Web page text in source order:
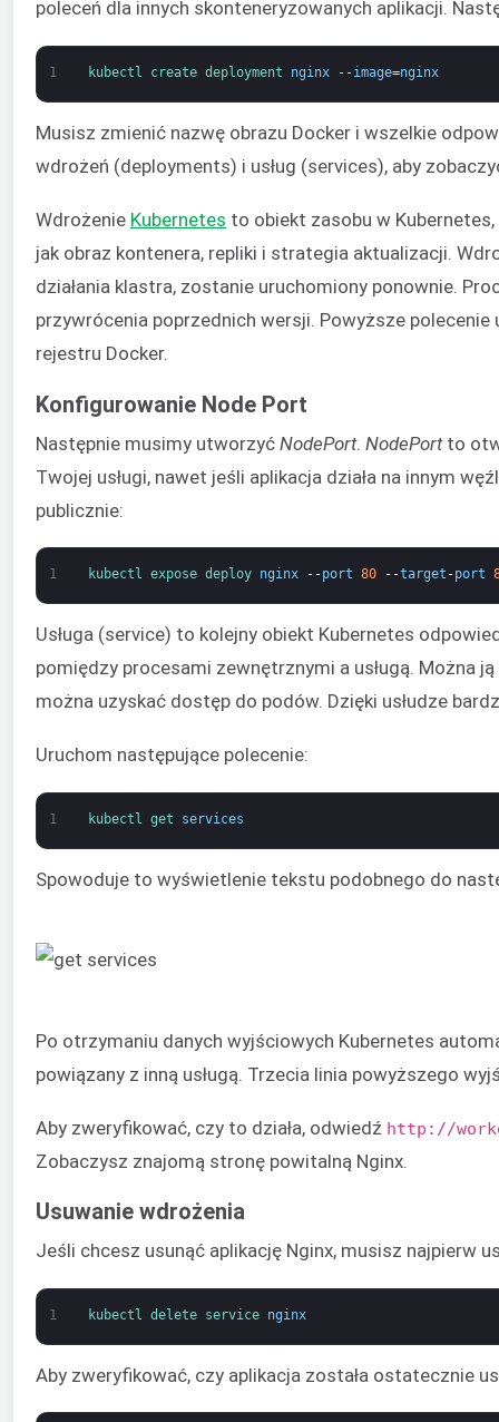
poleceń dla innych skonteneryzowanych aplikacji.
1 kubectl create deployment nginx --image=nginx
Musisz zmienić nazwę obrazu Docker i wszelkie
wdrożeń (deployments) i usług (services), aby
Wdrożenie Kubernetes to obiekt zasobu w
jak obraz kontenera, repliki i strategia aktualizacji.
działania klastra, zostanie uruchomiony ponownie.
przywrócenia poprzednich wersji. Powyższe
rejestru Docker.
Konfigurowanie Node Port
Następnie musimy utworzyć NodePort. NodePortto
Twojej usługi, nawet jeśli aplikacja działa na innym
publicznie:
1 kubectl expose deploy nginx --port 80 --target -port
Usługa (service) to kolejny obiekt Kubernetes
pomiędzy procesami zewnętrznymi a usługą. Można
można uzyskać dostęp do podów. Dzięki usłudze
Uruchom następujące polecenie:
1 kubectl get services
Spowoduje to wyświetlenie tekstu podobnego do
Po otrzymaniu danych wyjściowych Kubernetes
powiązany z inną usługą. Trzecia linia powyższego
Aby zweryfikować, czy to działa, odwiedź http://
Zobaczysz znajomą stronę powitalną Nginx.
Usuwanie wdrożenia
Jeśli chcesz usunąć aplikację Nginx, musisz najpierw
1 kubectl delete service nginx
Aby zweryfikować, czy aplikacja została ostatecznie